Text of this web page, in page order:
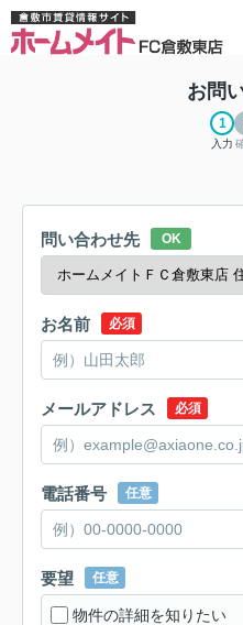
お問
入力
問い合わせ先 OK
お名前 必須
メールアドレス 必須
電話番号 任意
要望 任意
物件の詳細を知りたい